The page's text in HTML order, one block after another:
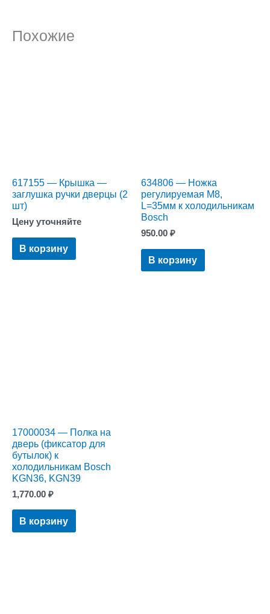
Похожие
617155 — Крышка —
заглушка ручки дверцы (2
шт)
Цену уточняйте
В корзину
634806 — Ножка
регулируемая M8,
L=35мм к холодильникам
Bosch
950.00 ₽
В корзину
17000034 — Полка на
дверь (фиксатор для
бутылок) к
холодильникам Bosch
KGN36, KGN39
1,770.00 ₽
В корзину